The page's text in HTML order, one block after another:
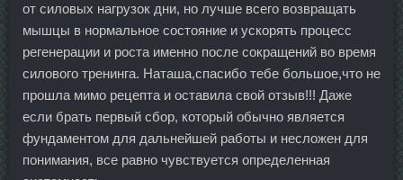
от силовых нагрузок дни, но лучше всего возвращать
мышцы в нормальное состояние и ускорять процесс
регенерации и роста именно после сокращений во время
силового тренинга. Наташа,спасибо тебе большое,что не
прошла мимо рецепта и оставила свой отзыв!!! Даже
если брать первый сбор, который обычно является
фундаментом для дальнейшей работы и несложен для
понимания, все равно чувствуется определенная